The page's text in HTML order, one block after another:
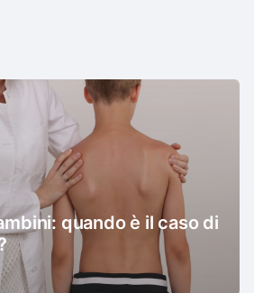
quando è il caso di